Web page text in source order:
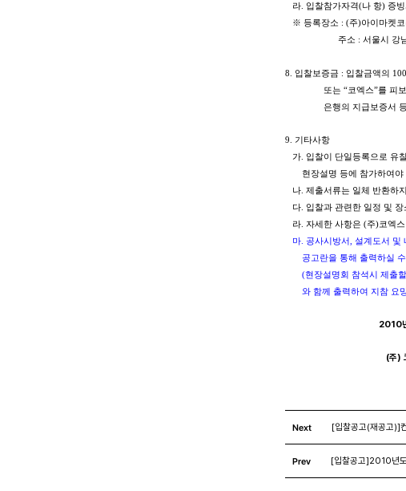
라. 입찰참가자격(나 항) 증
※ 등록장소 : (주)아이마켓코
주소 : 서울시 강남구
8. 입찰보증금 : 입찰금액의
또는 “코엑스”를 피보험
은행의 지급보증서 등을
9. 기타사항
가. 입찰이 단일등록으로 유
현장설명 등에 참가하여야
나. 제출서류는 일체 반환하
다. 입찰과 관련한 일정 및 장
라. 자세한 사항은 (주)코엑
마. 공사시방서, 설계도서 및
공고란을 통해 출력하실 수
(현장설명회 참석시 제출할
와 함께 출력하여 지참 요
2010
(주)
Next [입찰공고(재공고)]
Prev [입찰공고]2010년